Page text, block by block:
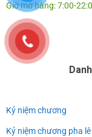
Giờ mở hàng: 7:00-
Kỷ niệm chương
Kỷ niệm chương pha lê